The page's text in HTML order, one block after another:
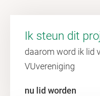
Ik steun dit
daarom word ik lid
VUvereniging
nu lid worden